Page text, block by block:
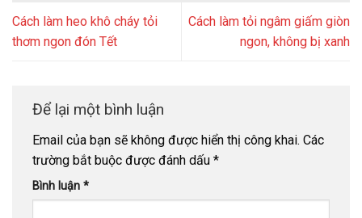
Cách làm heo khô cháy tỏi
thơm ngon đón Tết
Cách làm tỏi ngâm giấm giòn
ngon, không bị xanh
Để lại một bình luận
Email của bạn sẽ không được hiển thị công khai. Các
trường bắt buộc được đánh dấu *
Bình luận *